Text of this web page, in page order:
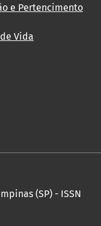
e Pertencimento
Vida
(SP) - ISSN